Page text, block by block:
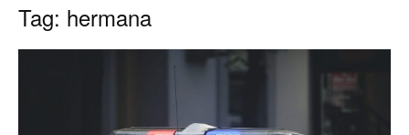
Tag: hermana